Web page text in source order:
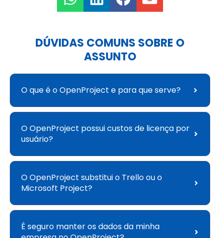
DÚVIDAS COMUNS SOBRE O
ASSUNTO
O que é o OpenProject e para que serve?
O OpenProject possui custos de licença por
usuário?
O OpenProject substitui o Trello ou o
Microsoft Project?
É seguro manter os dados da minha